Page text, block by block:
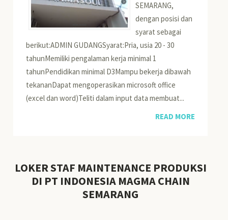
SEMARANG,
dengan posisi dan
syarat sebagai
berikut:ADMIN GUDANGSyarat:Pria, usia 20 - 30
tahunMemiliki pengalaman kerja minimal 1
tahunPendidikan minimal D3Mampu bekerja dibawah
tekananDapat mengoperasikan microsoft office
(excel dan word)Teliti dalam input data membuat...
READ MORE
LOKER STAF MAINTENANCE PRODUKSI
DI PT INDONESIA MAGMA CHAIN
SEMARANG